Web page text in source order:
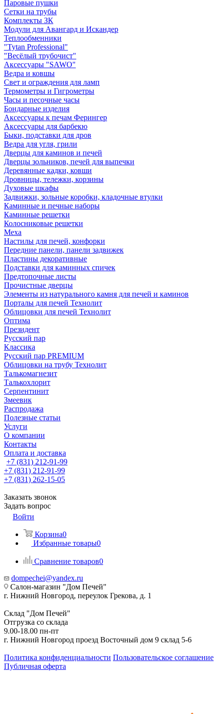
Паровые пушки
Сетки на трубы
Комплекты ЗК
Модули для Авангард и Искандер
Теплообменники
"Tytan Professional"
"Весёлый трубочист"
Аксессуары "SAWO"
Ведра и ковшы
Свет и ограждения для ламп
Термометры и Гигрометры
Часы и песочные часы
Бондарные изделия
Аксессуары к печам Ферингер
Аксессуары для барбекю
Быки, подставки для дров
Ведра для угля, грили
Дверцы для каминов и печей
Дверцы зольников, печей для выпечки
Деревянные кадки, ковши
Дровницы, тележки, корзины
Духовые шкафы
Задвижки, зольные коробки, кладочные втулки
Каминные и печные наборы
Каминные решетки
Колосниковые решетки
Меха
Настилы для печей, конфорки
Передние панели, панели задвижек
Пластины декоративные
Подставки для каминных спичек
Предтопочные листы
Прочистные дверцы
Элементы из натурального камня для печей и каминов
Порталы для печей Технолит
Облицовки для печей Технолит
Оптима
Президент
Русский пар
Классика
Русский пар PREMIUM
Облицовки на трубу Технолит
Талькомагнезит
Талькохлорит
Серпентинит
Змеевик
Распродажа
Полезные статьи
Услуги
О компании
Контакты
Оплата и доставка
+7 (831) 212-91-99
+7 (831) 212-91-99
+7 (831) 262-15-05
Заказать звонок
Задать вопрос
Войти
Корзина0
Избранные товары0
Сравнение товаров0
dompechei@yandex.ru
Салон-магазин "Дом Печей"
г. Нижний Новгород, переулок Грекова, д. 1
Склад "Дом Печей"
Отгрузка со склада
9.00-18.00 пн-пт
г. Нижний Новгород проезд Восточный дом 9 склад 5-6
Политика конфиденциальности Пользовательское соглашение
Публичная оферта